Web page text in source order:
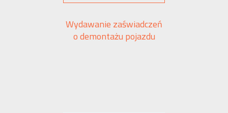
Wydawanie zaświadczeń
o demontażu pojazdu